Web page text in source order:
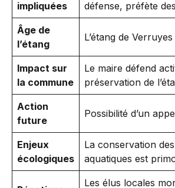
impliquées
défense, préfète
Âge de
l’étang
L’étang de
Impact sur
la commune
Le maire défend
préservation de
Action
future
Possibilité d’un
Enjeux
écologiques
La conservation
aquatiques est
Les élus locales